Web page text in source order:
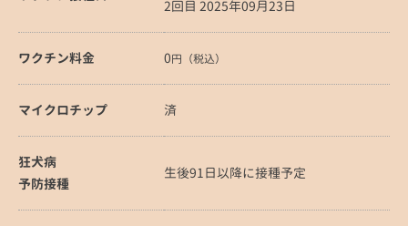
2回目 2025年09月23日
ワクチン料金 0円（税込）
マイクロチップ 済
狂犬病
予防接種
生後91日以降に接種予定